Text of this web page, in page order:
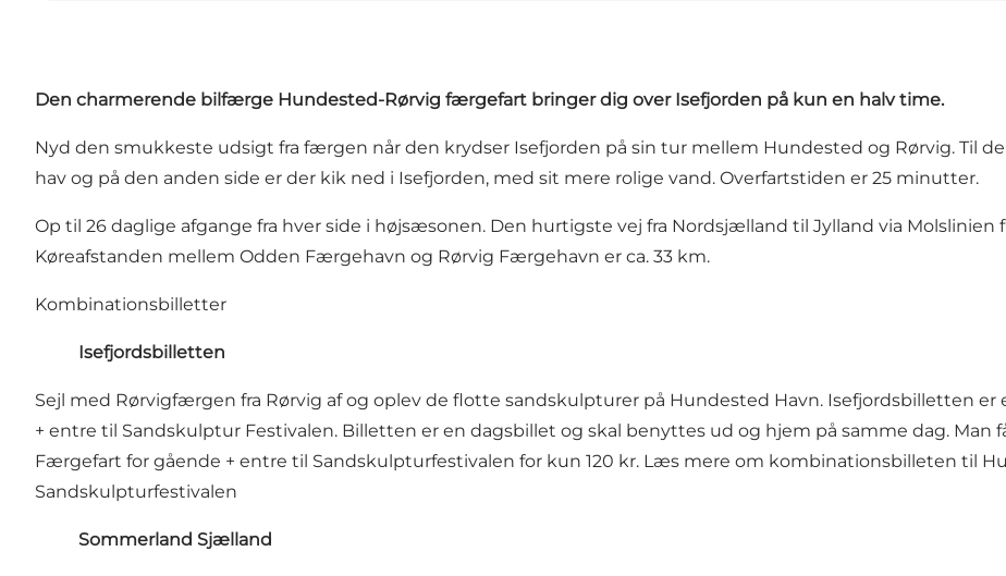
Den charmerende bilfærge Hundested-Rørvig færgefart bringer dig over Isefjorden på kun en halv time.
Nyd den smukkeste udsigt fra færgen når den krydser Isefjorden på sin tur mellem Hundested og Rørvig. Til
hav og på den anden side er der kik ned i Isefjorden, med sit mere rolige vand. Overfartstiden er 25 minutter.
Op til 26 daglige afgange fra hver side i højsæsonen. Den hurtigste vej fra Nordsjælland til Jylland via Molslinien
Køreafstanden mellem Odden Færgehavn og Rørvig Færgehavn er ca. 33 km.
Kombinationsbilletter
Isefjordsbilletten
Sejl med Rørvigfærgen fra Rørvig af og oplev de flotte sandskulpturer på Hundested Havn. Isefjordsbilletten
+ entre til Sandskulptur Festivalen. Billetten er en dagsbillet og skal benyttes ud og hjem på samme dag.
Færgefart for gående + entre til Sandskulpturfestivalen for kun 120 kr. Læs mere om kombinationsbilleten til
Sandskulpturfestivalen
Sommerland Sjælland